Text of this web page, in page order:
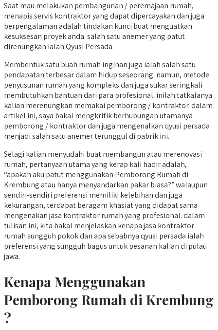
Saat mau melakukan pembangunan / peremajaan rumah,
menapis servis kontraktor yang dapat dipercayakan dan juga
berpengalaman adalah tindakan kunci buat menguatkan
kesuksesan proyek anda. salah satu anemer yang patut
direnungkan ialah Qyusi Persada.
Membentuk satu buah rumah inginan juga ialah salah satu
pendapatan terbesar dalam hidup seseorang. namun, metode
penyusunan rumah yang kompleks dan juga sukar seringkali
membutuhkan bantuan dari para profesional. inilah tatkalanya
kalian merenungkan memakai pemborong / kontraktor. dalam
artikel ini, saya bakal mengkritik berhubungan utamanya
pemborong / kontraktor dan juga mengenalkan qyusi persada
menjadi salah satu anemer terunggul di pabrik ini.
Selagi kalian menyudahi buat membangun atau merenovasi
rumah, pertanyaan utama yang kerap kali hadir adalah,
“apakah aku patut menggunakan Pemborong Rumah di
Krembung atau hanya menyandarkan pakar biasa?” walaupun
sendiri-sendiri preferensi memiliki kelebihan dan juga
kekurangan, terdapat beragam khasiat yang didapat sama
mengenakan jasa kontraktor rumah yang profesional. dalam
tulisan ini, kita bakal menjelaskan kenapa jasa kontraktor
rumah sungguh pokok dan apa sebabnya qyusi persada ialah
preferensi yang sungguh bagus untuk pesanan kalian di pulau
jawa.
Kenapa Menggunakan
Pemborong Rumah di Krembung
?